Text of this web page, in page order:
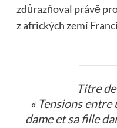
zdůrazňoval právě
z afrických zemí
Titre
« Tensions
dame et sa fille